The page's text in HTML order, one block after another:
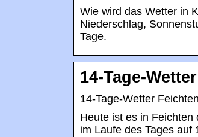
Wie wird das Wetter in
Niederschlag,
Tage.
14-Tage-
14-Tage-Wetter
Heute ist es in Feichten
im Laufe des Tages auf